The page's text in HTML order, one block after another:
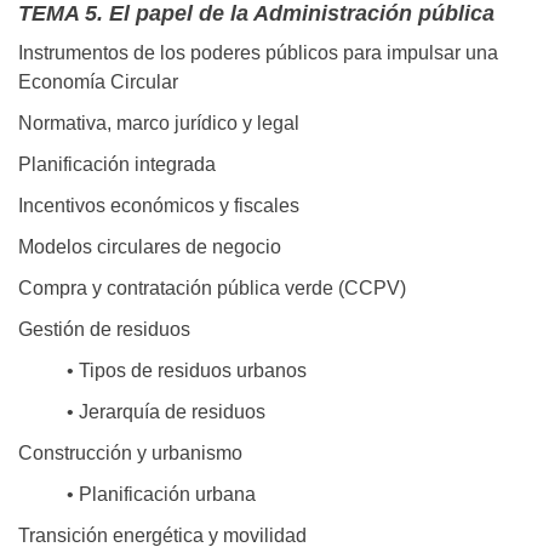
TEMA 5. El papel de la Administración pública
Instrumentos de los poderes públicos para impulsar una
Economía Circular
Normativa, marco jurídico y legal
Planificación integrada
Incentivos económicos y fiscales
Modelos circulares de negocio
Compra y contratación pública verde (CCPV)
Gestión de residuos
• Tipos de residuos urbanos
• Jerarquía de residuos
Construcción y urbanismo
• Planificación urbana
Transición energética y movilidad